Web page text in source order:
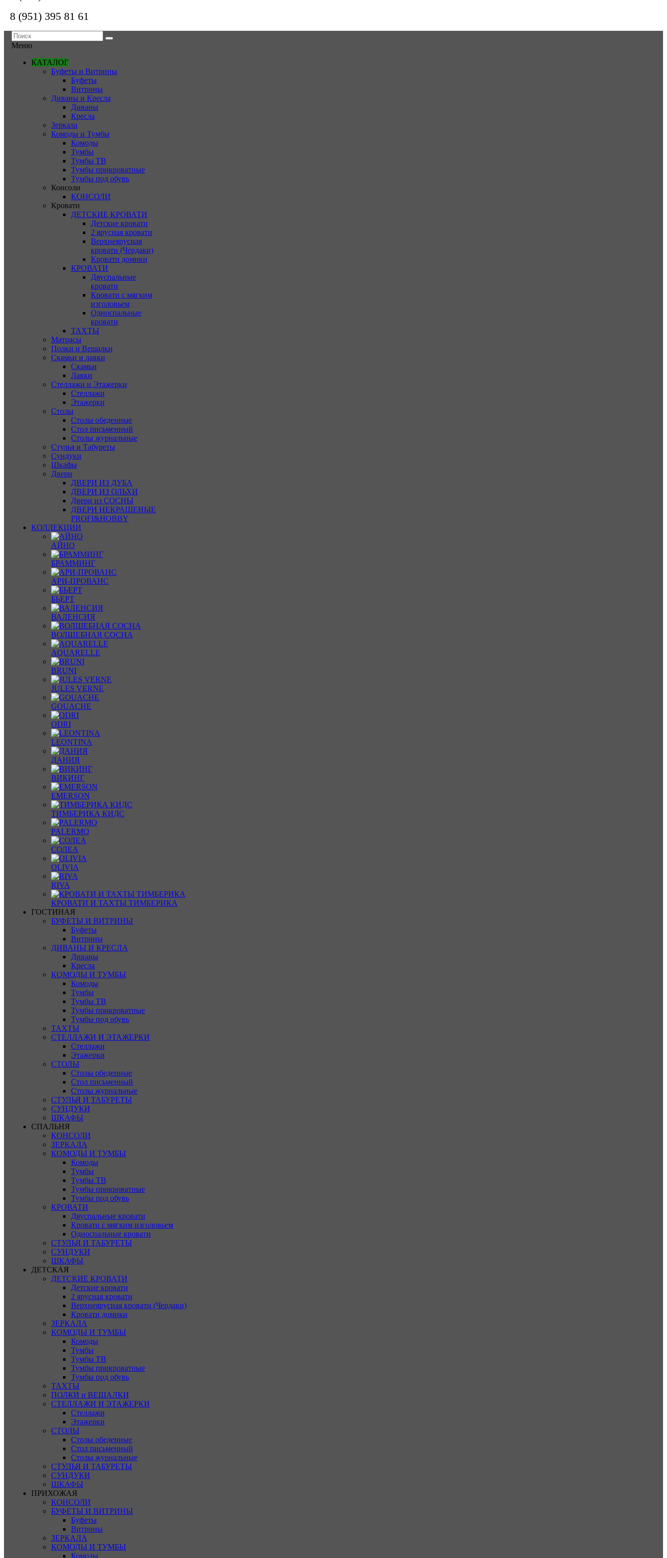
8 (951) 395 81 61
Меню
КАТАЛОГ
Буфеты и Витрины
Буфеты
Витрины
Диваны и Кресла
Диваны
Кресла
Зеркала
Комоды и Тумбы
Комоды
Тумбы
Тумбы ТВ
Тумбы прикроватные
Тумбы под обувь
Консоли
КОНСОЛИ
Кровати
ДЕТСКИЕ КРОВАТИ
Детские кровати
2 ярусная кровати
Верхнеярусная
кровати (Чердаки)
Кровати домики
КРОВАТИ
Двуспальные
кровати
Кровати с мягким
изголовьем
Односпальные
кровати
ТАХТЫ
Матрасы
Полки и Вешалки
Скамьи и лавки
Скамьи
Лавки
Стеллажи и Этажерки
Стеллажи
Этажерки
Столы
Столы обеденные
Стол письменный
Столы журнальные
Стулья и Табуреты
Сундуки
Шкафы
Двери
ДВЕРИ ИЗ ДУБА
ДВЕРИ ИЗ ОЛЬХИ
Двери из СОСНЫ
ДВЕРИ НЕКРАШЕНЫЕ
PROFI&HOBBY
КОЛЛЕКЦИИ
АЙНО
БРАММИНГ
АРИ-ПРОВАНС
БЬЕРТ
ВАЛЕНСИЯ
ВОЛШЕБНАЯ СОСНА
AQUARELLE
BRUNI
JULES VERNE
GOUACHE
ODRI
LEONTINA
ДАНИЯ
ВИКИНГ
EMERSON
ТИМБЕРИКА КИДС
PALERMO
СОЛЕА
OLIVIA
RIVA
КРОВАТИ И ТАХТЫ ТИМБЕРИКА
ГОСТИНАЯ
БУФЕТЫ И ВИТРИНЫ
Буфеты
Витрины
ДИВАНЫ И КРЕСЛА
Диваны
Кресла
КОМОДЫ И ТУМБЫ
Комоды
Тумбы
Тумбы ТВ
Тумбы прикроватные
Тумбы под обувь
ТАХТЫ
СТЕЛЛАЖИ И ЭТАЖЕРКИ
Стеллажи
Этажерки
СТОЛЫ
Столы обеденные
Стол письменный
Столы журнальные
СТУЛЬЯ И ТАБУРЕТЫ
СУНДУКИ
ШКАФЫ
СПАЛЬНЯ
КОНСОЛИ
ЗЕРКАЛА
КОМОДЫ И ТУМБЫ
Комоды
Тумбы
Тумбы ТВ
Тумбы прикроватные
Тумбы под обувь
КРОВАТИ
Двуспальные кровати
Кровати с мягким изголовьем
Односпальные кровати
СТУЛЬЯ И ТАБУРЕТЫ
СУНДУКИ
ШКАФЫ
ДЕТСКАЯ
ДЕТСКИЕ КРОВАТИ
Детские кровати
2 ярусная кровати
Верхнеярусная кровати (Чердаки)
Кровати домики
ЗЕРКАЛА
КОМОДЫ И ТУМБЫ
Комоды
Тумбы
Тумбы ТВ
Тумбы прикроватные
Тумбы под обувь
ТАХТЫ
ПОЛКИ и ВЕШАЛКИ
СТЕЛЛАЖИ И ЭТАЖЕРКИ
Стеллажи
Этажерки
СТОЛЫ
Столы обеденные
Стол письменный
Столы журнальные
СТУЛЬЯ И ТАБУРЕТЫ
СУНДУКИ
ШКАФЫ
ПРИХОЖАЯ
КОНСОЛИ
БУФЕТЫ И ВИТРИНЫ
Буфеты
Витрины
ЗЕРКАЛА
КОМОДЫ И ТУМБЫ
Комоды